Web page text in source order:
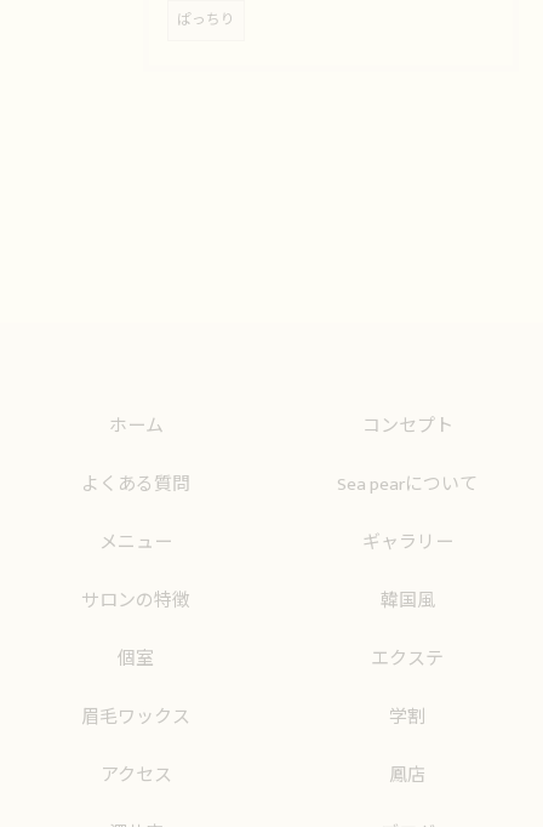
ぱっちり
ホーム
コンセプト
よくある質問
Sea pearについて
メニュー
ギャラリー
サロンの特徴
韓国風
個室
エクステ
眉毛ワックス
学割
アクセス
鳳店